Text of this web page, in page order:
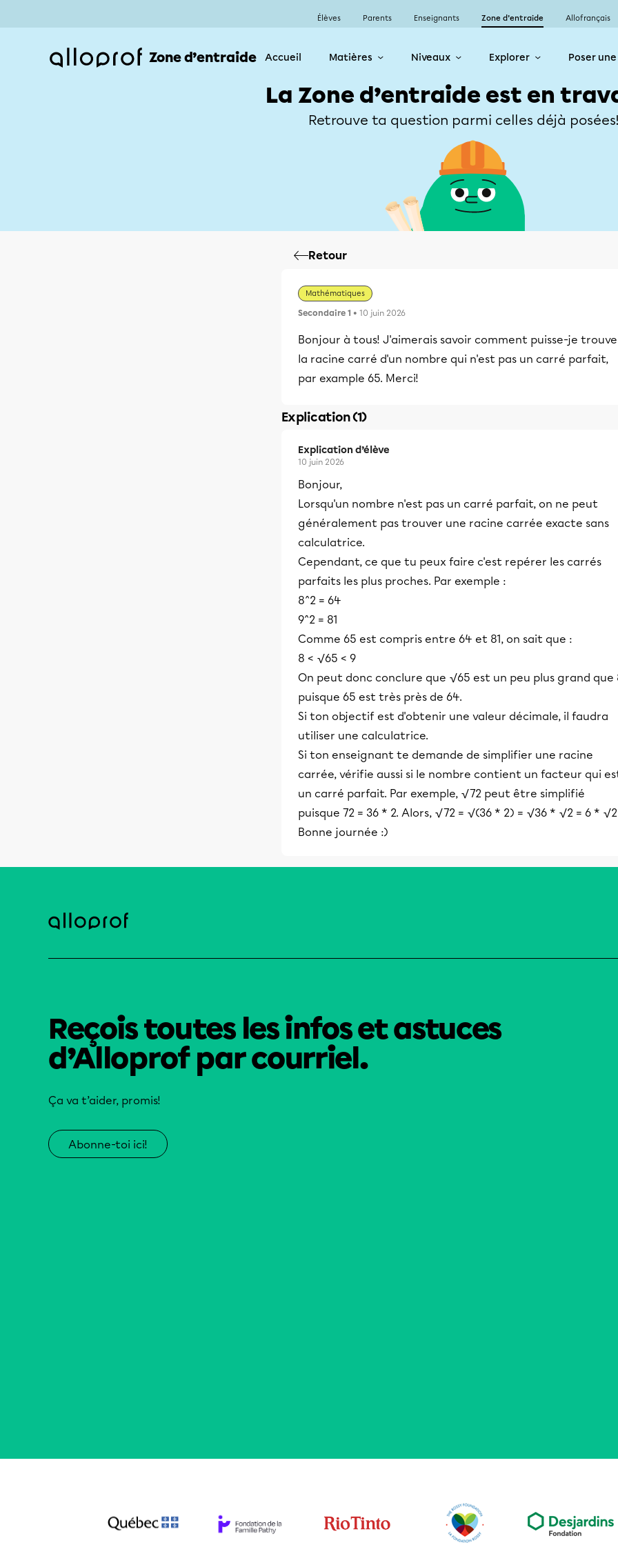
Élèves Parents Enseignants Zone d’entraide Allofrançais
Zone d’entraide Accueil Matières Niveaux Explorer Poser
La Zone d’entraide est en
Retrouve ta question parmi celles déjà
Retour
Mathématiques
Secondaire 1 • 10 juin 2026
Bonjour à tous! J'aimerais savoir comment puisse-je
la racine carré d'un nombre qui n'est pas un carré parfait,
par example 65. Merci!
Explication (1)
Explication d’élève
10 juin 2026
Bonjour,
Lorsqu'un nombre n'est pas un carré parfait, on ne peut
généralement pas trouver une racine carrée exacte sans
calculatrice.
Cependant, ce que tu peux faire c'est repérer les carrés
parfaits les plus proches. Par exemple :
8^2 = 64
9^2 = 81
Comme 65 est compris entre 64 et 81, on sait que :
8 < √65 < 9
On peut donc conclure que √65 est un peu plus grand que
puisque 65 est très près de 64.
Si ton objectif est d'obtenir une valeur décimale, il faudra
utiliser une calculatrice.
Si ton enseignant te demande de simplifier une racine
carrée, vérifie aussi si le nombre contient un facteur qui
un carré parfait. Par exemple, √72 peut être simplifié
puisque 72 = 36 * 2. Alors, √72 = √(36 * 2) = √36 * √2 = 6 * √2
Bonne journée :)
Reçois toutes les infos et astuces
d’Alloprof par courriel.
Ça va t’aider, promis!
Abonne-toi ici!